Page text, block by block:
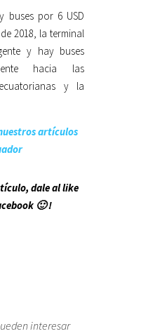
buses por 6 USD
2018, la terminal
y hay buses
hacia las
y la
artículos
dale al like
🙂 !
interesar